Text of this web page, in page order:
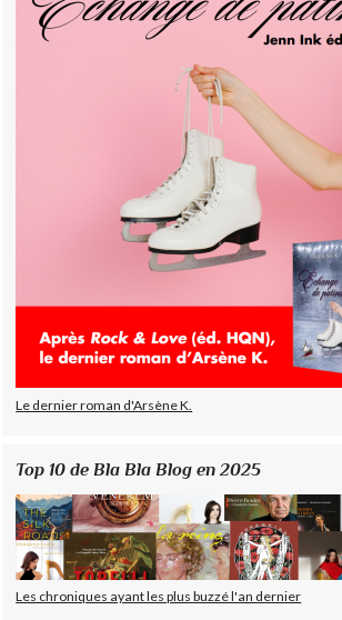
Le dernier roman d'Arsène K.
Top 10 de Bla Bla Blog en 2025
Les chroniques ayant les plus buzzé l'an dernier